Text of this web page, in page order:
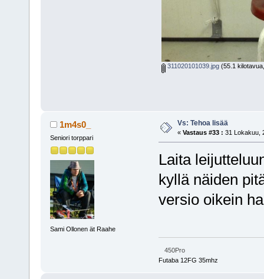
311020101039.jpg(55.1
1m4s0_
Seniori torppari
Sami Ollonen ät Raahe
Vs: Tehoa lisää
« Vastaus #33 : 31 Lokakuu,
Laita
kyllä näiden
versio oikein
450Pro
Futaba 12FG 35mhz